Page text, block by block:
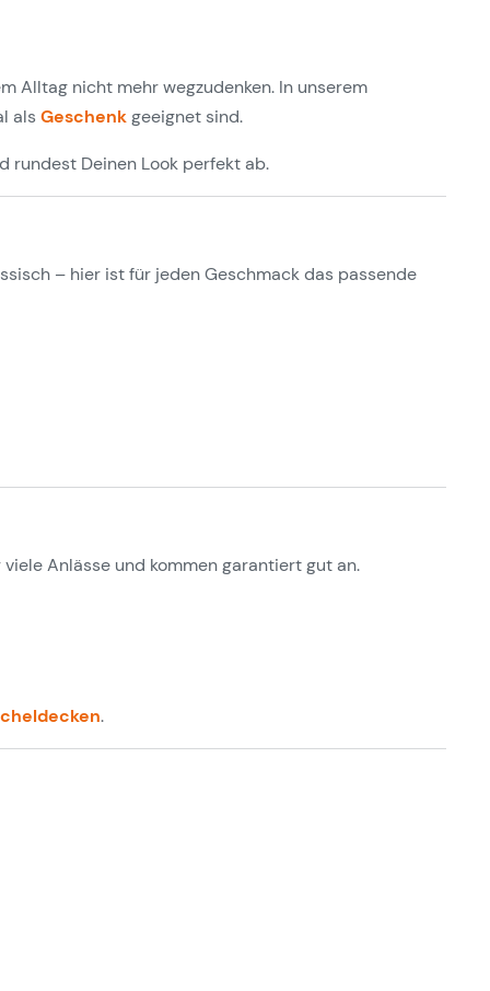
Alltag nicht mehr wegzudenken. In unserem
als Geschenkgeeignet sind.
rundest Deinen Look perfekt ab.
– hier ist für jeden Geschmack das passende
Anlässe und kommen garantiert gut an.
.